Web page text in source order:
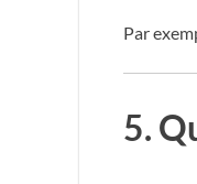
Par
5.